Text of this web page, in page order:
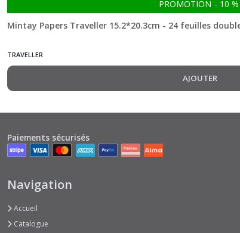
PROMOTION - 10 %
Mintay Papers Traveller 15.2*20.3cm - 24 feuilles
TRAVELLER
AJOUTER
Home
Sweet
My
(2)
Lighthouse
Paiements sécurisés
Navigation
Accueil
Catalogue